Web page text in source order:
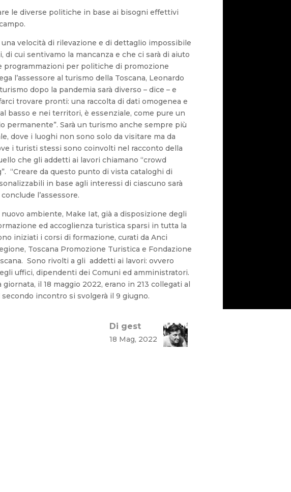
le diverse politiche in base ai bisogni effettivi
una velocità di rilevazione e di dettaglio impossibile
di cui sentivamo la mancanza e che ci sarà di aiuto
programmazioni per politiche di promozione
l’assessore al turismo della Toscana, Leonardo
dopo la pandemia sarà diverso – dice – e
trovare pronti: una raccolta di dati omogenea e
basso e nei territori, è essenziale, come pure un
permanente”. Sarà un turismo anche sempre più
dove i luoghi non sono solo da visitare ma da
i turisti stessi sono coinvolti nel racconto della
che gli addetti ai lavori chiamano “crowd
“Creare da questo punto di vista cataloghi di
in base agli interessi di ciascuno sarà
l’assessore.
ambiente, Make Iat, già a disposizione degli
ed accoglienza turistica sparsi in tutta la
iniziati i corsi di formazione, curati da Anci
Toscana Promozione Turistica e Fondazione
Sono rivolti a gli addetti ai lavori: ovvero
uffici, dipendenti dei Comuni ed amministratori.
giornata, il 18 maggio 2022, erano in 213 collegati al
incontro si svolgerà il 9 giugno.
Di gest
18 Mag, 2022